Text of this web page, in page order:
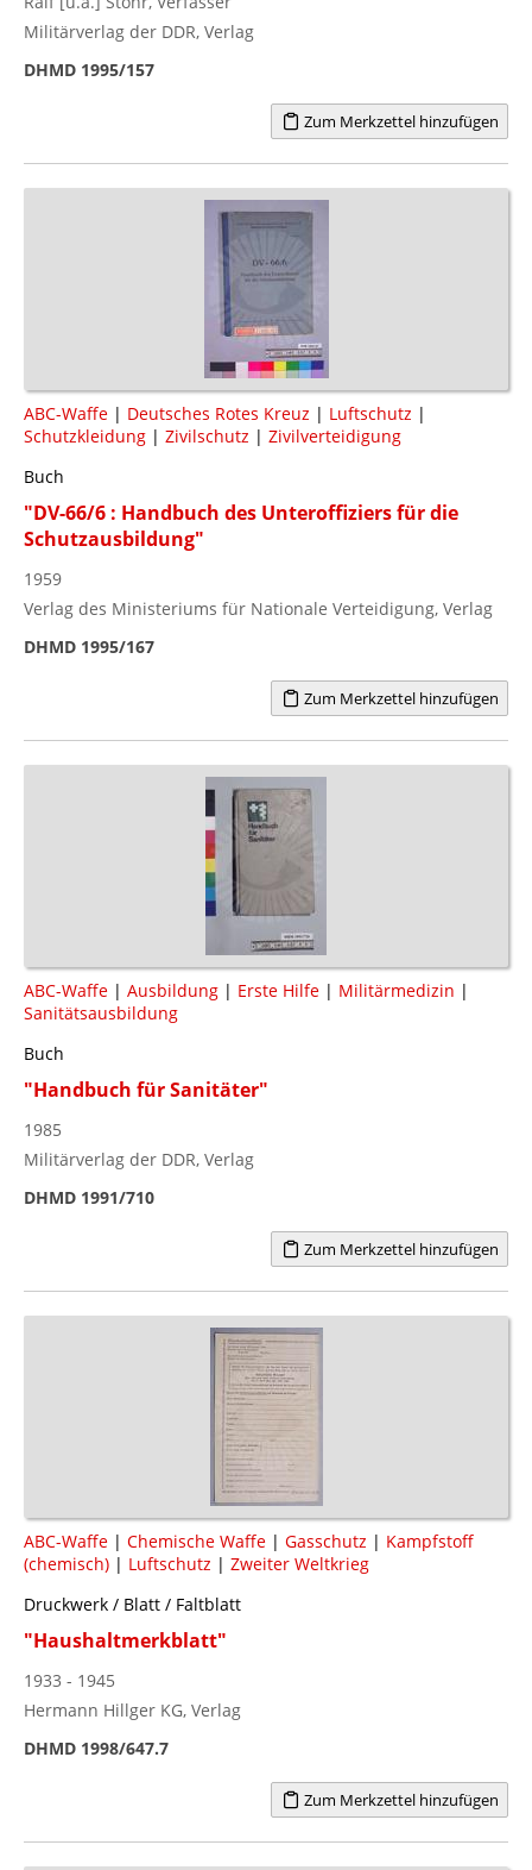
Militärverlag der DDR, Verlag
DHMD 1995/157
Zum Merkzettel hinzufügen
ABC-Waffe | Deutsches Rotes Kreuz | Luftschutz |
Schutzkleidung | Zivilschutz | Zivilverteidigung
Buch
"DV-66/6 : Handbuch des Unteroffiziers für die
Schutzausbildung"
1959
Verlag des Ministeriums für Nationale Verteidigung, Verlag
DHMD 1995/167
Zum Merkzettel hinzufügen
ABC-Waffe | Ausbildung | Erste Hilfe | Militärmedizin |
Sanitätsausbildung
Buch
"Handbuch für Sanitäter"
1985
Militärverlag der DDR, Verlag
DHMD 1991/710
Zum Merkzettel hinzufügen
ABC-Waffe | Chemische Waffe | Gasschutz | Kampfstoff
(chemisch) | Luftschutz | Zweiter Weltkrieg
Druckwerk / Blatt / Faltblatt
"Haushaltmerkblatt"
1933 - 1945
Hermann Hillger KG, Verlag
DHMD 1998/647.7
Zum Merkzettel hinzufügen